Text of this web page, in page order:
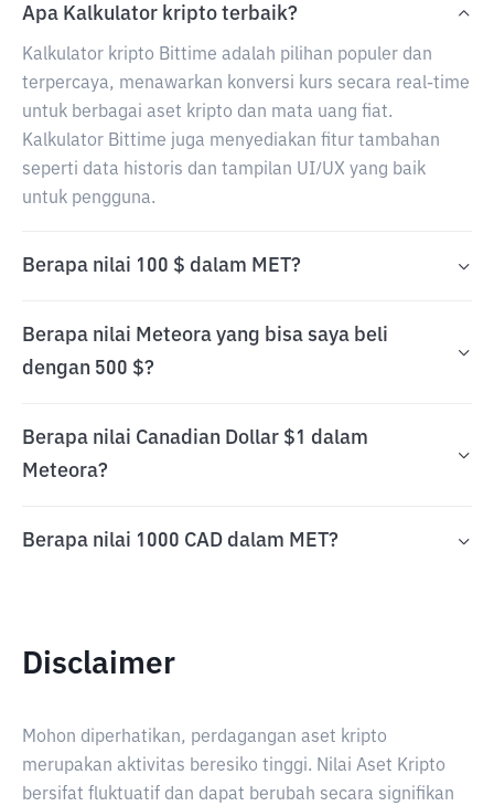
Apa Kalkulator kripto terbaik?
Kalkulator kripto Bittime adalah pilihan populer dan
terpercaya, menawarkan konversi kurs secara real-time
untuk berbagai aset kripto dan mata uang fiat.
Kalkulator Bittime juga menyediakan fitur tambahan
seperti data historis dan tampilan UI/UX yang baik
untuk pengguna.
Berapa nilai 100 $ dalam MET?
Berapa nilai Meteora yang bisa saya beli
dengan 500 $?
Berapa nilai Canadian Dollar $1 dalam
Meteora?
Berapa nilai 1000 CAD dalam MET?
Disclaimer
Mohon diperhatikan, perdagangan aset kripto
merupakan aktivitas beresiko tinggi. Nilai Aset Kripto
bersifat fluktuatif dan dapat berubah secara signifikan